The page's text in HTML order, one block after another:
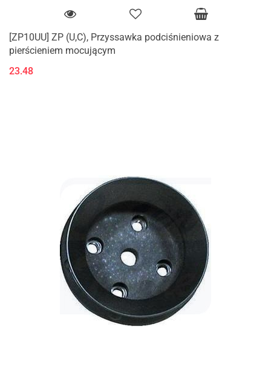
[ZP10UU] ZP (U,C), Przyssawka podciśnieniowa z
pierścieniem mocującym
23.48